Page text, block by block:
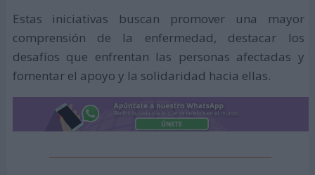
Estas iniciativas buscan promover una mayor
comprensión de la enfermedad, destacar los
desafíos que enfrentan las personas afectadas y
fomentar el apoyo y la solidaridad hacia ellas.